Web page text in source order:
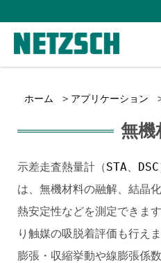
ホーム アプリケーション
無機
示差走査熱量計（STA、 DSC
は、無機材料の融解、結晶
熱安定性などを測定できま
り触媒の吸脱着評価も行えま
膨張・収縮挙動や線膨張係